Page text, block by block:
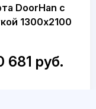
DoorHan с
1300х2100
681 руб.